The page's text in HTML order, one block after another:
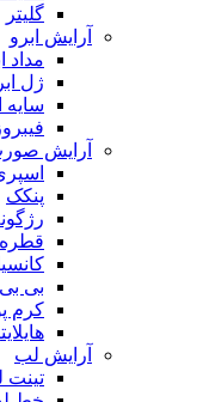
گلیتر
آرایش ابرو
مداد
ژل
سایه
آرایش
پنکک
قطره
بی
کرم
آرایش لب
تینت